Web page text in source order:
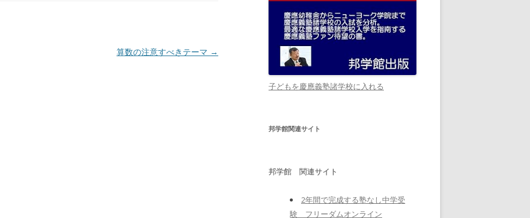
算数の注意すべきテーマ →
子どもを慶應義塾諸学校に入れる
邦学館関連サイト
邦学館 関連サイト
2年間で完成する塾なし中学受
験 フリーダムオンライン